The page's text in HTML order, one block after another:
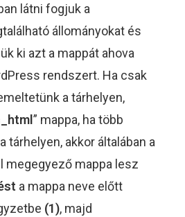
látni fogjuk a
állományokat és
ki azt a mappát ahova
rendszert. Ha csak
a tárhelyen,
” mappa, ha több
tárhelyen, akkor általában a
megegyező mappa lesz
a mappa neve előtt
(1), majd